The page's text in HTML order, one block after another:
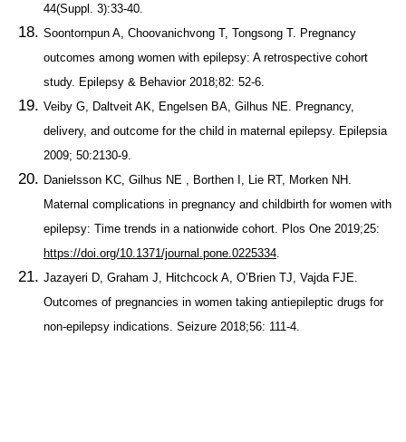
44(Suppl. 3):33-40.
Soontornpun A, Choovanichvong T, Tongsong T. Pregnancy
outcomes among women with epilepsy: A retrospective cohort
study. Epilepsy & Behavior 2018;82: 52-6.
Veiby G, Daltveit AK, Engelsen BA, Gilhus NE. Pregnancy,
delivery, and outcome for the child in maternal epilepsy. Epilepsia
2009; 50:2130-9.
Danielsson KC, Gilhus NE , Borthen I, Lie RT, Morken NH.
Maternal complications in pregnancy and childbirth for women with
epilepsy: Time trends in a nationwide cohort. Plos One 2019;25:
https://doi.org/10.1371/journal.pone.0225334.
Jazayeri D, Graham J, Hitchcock A, O’Brien TJ, Vajda FJE.
Outcomes of pregnancies in women taking antiepileptic drugs for
non-epilepsy indications. Seizure 2018;56: 111-4.